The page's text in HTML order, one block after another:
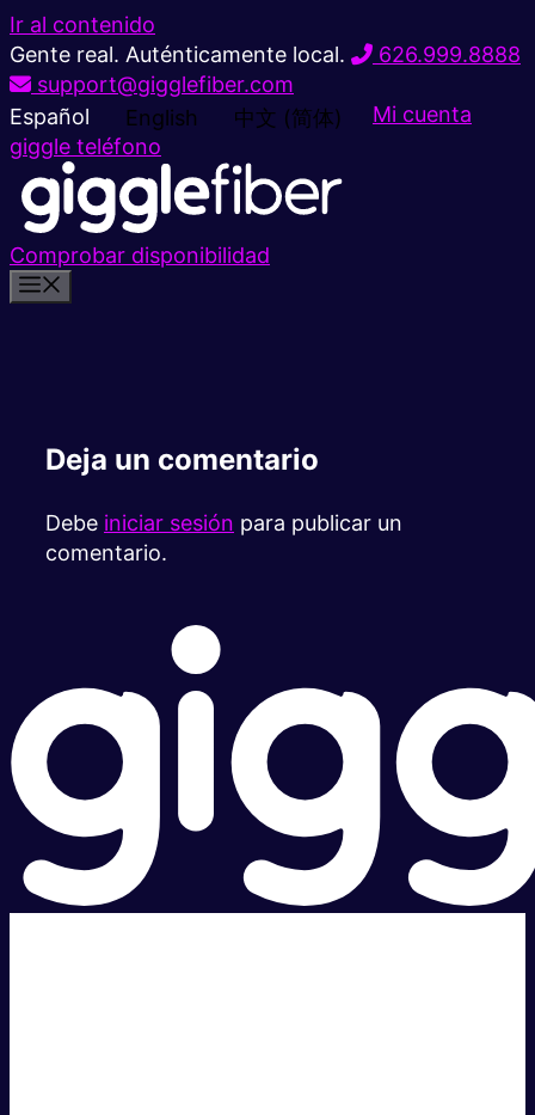
Ir al contenido
Gente real. Auténticamente local.
626.999.8888
support@gigglefiber.com
Español
English 中文 (简体)
Mi cuenta
giggle teléfono
Comprobar disponibilidad
Deja un comentario
Debe iniciar sesión para publicar un
comentario.